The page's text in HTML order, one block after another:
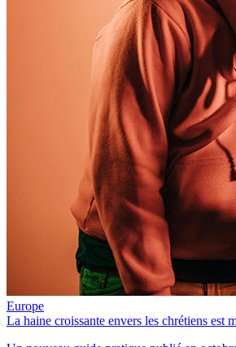
Europe
La haine croissante envers les chrétiens est